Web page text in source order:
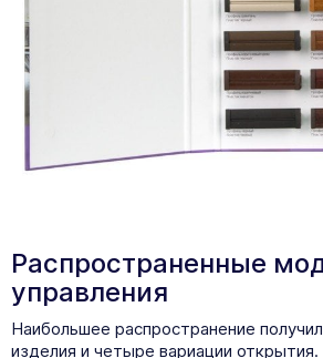
Распространенные
управления
Наибольшее распространение
изделия и четыре вариации открытия.